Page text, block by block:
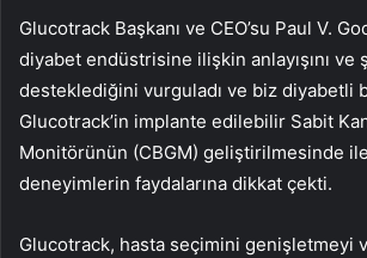
Glucotrack Başkanı ve CEO’su Paul V.
diyabet endüstrisine ilişkin anlayışını
desteklediğini vurguladı ve biz diyabetli
Glucotrack’in implante edilebilir Sabit
Monitörünün (CBGM) geliştirilmesinde
deneyimlerin faydalarına dikkat çekti.
Glucotrack, hasta seçimini genişletmeyi